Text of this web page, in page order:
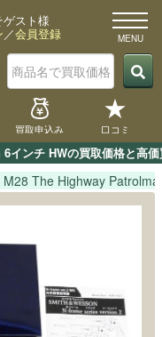
ンチ HWの買取価格と高
スト様
／会員登録
買取申込み 口コミ
M28 The Highway